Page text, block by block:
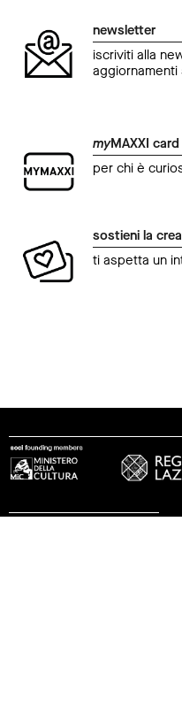
newsletter
iscriviti alla
aggiornamenti
myMAXXI card
per chi è
sostieni la
ti aspetta un